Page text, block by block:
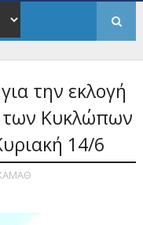
την εκλογή
των Κυκλώπων
14/6